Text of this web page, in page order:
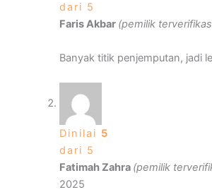
dari 5
Faris Akbar (pemilik
Banyak titik penjemputan, jadi
Dinilai 5
dari 5
Fatimah Zahra (pemilik
2025